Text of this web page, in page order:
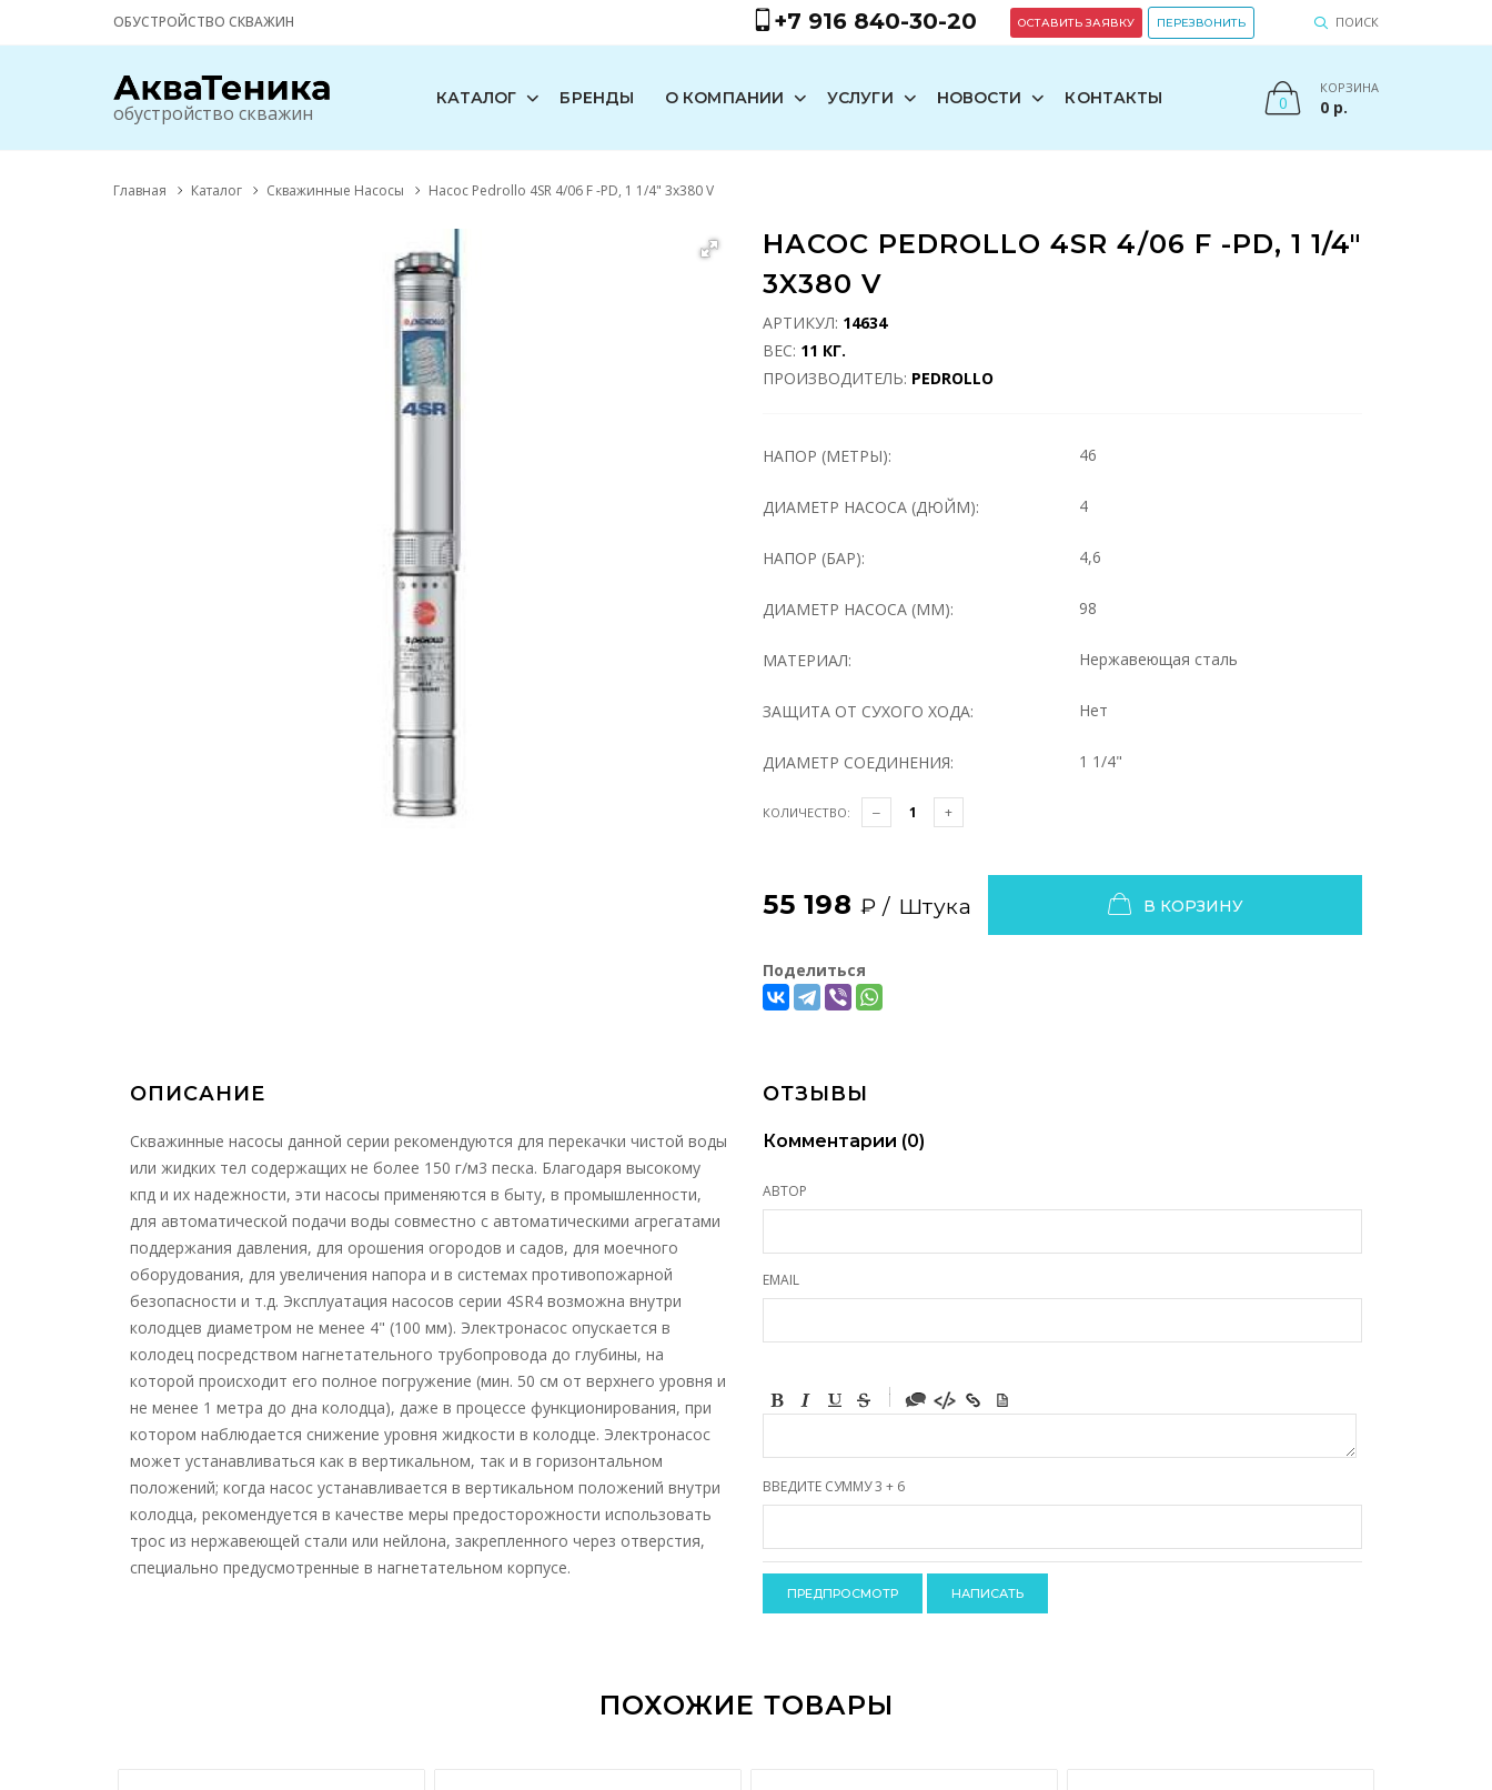
ОБУСТРОЙСТВО СКВАЖИН +7 916 840-30-20 ОСТАВИТЬ ЗАЯВКУ ПЕРЕЗВОНИТЬ ПОИСК
обустройство скважин
КАТАЛОГ БРЕНДЫ О КОМПАНИИ УСЛУГИ НОВОСТИ КОНТАКТЫ 0
КОРЗИНА
0 р.
Главная Каталог Скважинные Насосы Насос Pedrollo 4SR 4/06 F -PD, 1 1/4" 3x380 V
НАСОС PEDROLLO 4SR 4/06 F -PD, 1 1/4"
3X380 V
АРТИКУЛ: 14634
ВЕС: 11 КГ.
ПРОИЗВОДИТЕЛЬ: PEDROLLO
НАПОР (МЕТРЫ): 46
ДИАМЕТР НАСОСА (ДЮЙМ): 4
НАПОР (БАР): 4,6
ДИАМЕТР НАСОСА (ММ): 98
МАТЕРИАЛ: Нержавеющая сталь
ЗАЩИТА ОТ СУХОГО ХОДА: Нет
ДИАМЕТР СОЕДИНЕНИЯ: 1 1/4"
КОЛИЧЕСТВО:
55 198 ₽ / Штука В КОРЗИНУ
Поделиться
ОПИСАНИЕ
Скважинные насосы данной серии рекомендуются для перекачки чистой воды
или жидких тел содержащих не более 150 г/м3 песка. Благодаря высокому
кпд и их надежности, эти насосы применяются в быту, в промышленности,
для автоматической подачи воды совместно с автоматическими агрегатами
поддержания давления, для орошения огородов и садов, для моечного
оборудования, для увеличения напора и в системах противопожарной
безопасности и т.д. Эксплуатация насосов серии 4SR4 возможна внутри
колодцев диаметром не менее 4" (100 мм). Электронасос опускается в
колодец посредством нагнетательного трубопровода до глубины, на
которой происходит его полное погружение (мин. 50 см от верхнего уровня и
не менее 1 метра до дна колодца), даже в процессе функционирования, при
котором наблюдается снижение уровня жидкости в колодце. Электронасос
может устанавливаться как в вертикальном, так и в горизонтальном
положений; когда насос устанавливается в вертикальном положений внутри
колодца, рекомендуется в качестве меры предосторожности использовать
трос из нержавеющей стали или нейлона, закрепленного через отверстия,
специально предусмотренные в нагнетательном корпусе.
ОТЗЫВЫ
Комментарии (0)
АВТОР
EMAIL
-
-
-
-
-
-
ВВЕДИТЕ СУММУ 3 + 6
ПОХОЖИЕ ТОВАРЫ